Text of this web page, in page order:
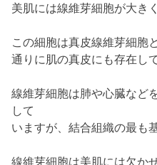
美肌には線維芽細胞が大き
この細胞は真皮線維芽細胞
通りに肌の真皮にも存在し
線維芽細胞は肺や心臓など
して
いますが、結合組織の最も
線維芽細胞は美肌には欠か